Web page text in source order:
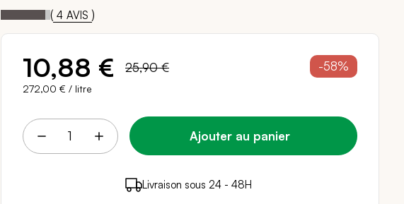
Notation:90
% of100
( 4 AVIS )
10,88 € 25,90 €
272,00 € / litre
-58%
Ajouter au panier
10 points de fidélité (0,20 €)en achetant ce produit
Livraison sous 24 - 48H
Paiement sécurisé